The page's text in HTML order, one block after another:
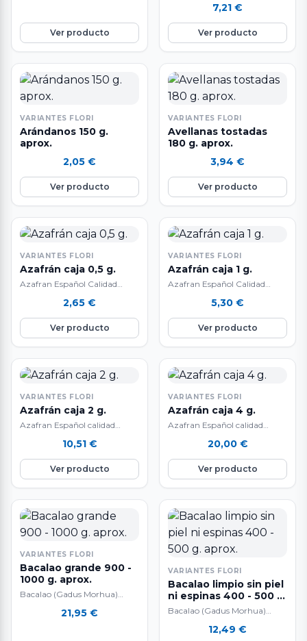
Ver producto
7,21 €
Ver producto
VARIANTES FLORI
Arándanos 150 g.
aprox.
2,05 €
Ver producto
VARIANTES FLORI
Avellanas tostadas
180 g. aprox.
3,94 €
Ver producto
VARIANTES FLORI
Azafrán caja 0,5 g.
Azafran Español Calidad
2,65 €
Ver producto
VARIANTES FLORI
Azafrán caja 1 g.
Azafran Español Calidad
5,30 €
Ver producto
VARIANTES FLORI
Azafrán caja 2 g.
Azafran Español calidad
10,51 €
Ver producto
VARIANTES FLORI
Azafrán caja 4 g.
Azafran Español calidad
20,00 €
Ver producto
VARIANTES FLORI
Bacalao grande 900 -
1000 g. aprox.
Bacalao (Gadus Morhua)
con Sedales y Anzuelo muy
21,95 €
VARIANTES FLORI
Bacalao limpio sin piel
ni espinas 400 - 500 g.
aprox.
Bacalao (Gadus Morhua)
con Sedales y Anzuelo muy
12,49 €